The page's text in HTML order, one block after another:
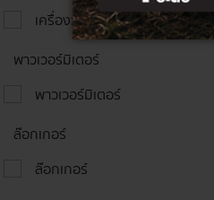
เครื่องวัดมัลติฟังค์ชั่น
พาวเวอร์มิเตอร์
พาวเวอร์มิเตอร์
ล๊อกเกอร์
ล๊อกเกอร์